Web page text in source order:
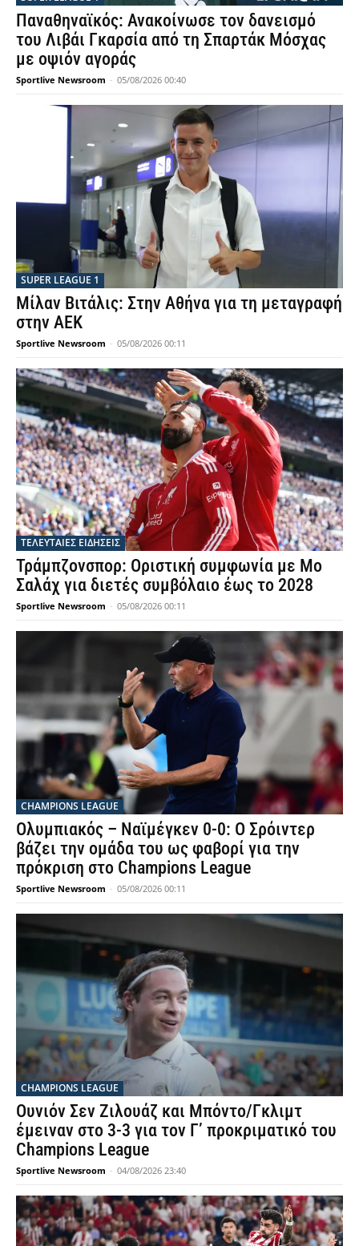
Παναθηναϊκός: Ανακοίνωσε τον δανεισμό
του Λιβάι Γκαρσία από τη Σπαρτάκ Μόσχας
με οψιόν αγοράς
Sportlive Newsroom - 05/08/2026 00:40
SUPER LEAGUE 1
Μίλαν Βιτάλις: Στην Αθήνα για τη μεταγραφή
στην ΑΕΚ
Sportlive Newsroom - 05/08/2026 00:11
ΤΕΛΕΥΤΑΙΕΣ ΕΙΔΗΣΕΙΣ
Τράμπζονσπορ: Οριστική συμφωνία με Μο
Σαλάχ για διετές συμβόλαιο έως το 2028
Sportlive Newsroom - 05/08/2026 00:11
CHAMPIONS LEAGUE
Ολυμπιακός – Ναϊμέγκεν 0-0: Ο Σρόιντερ
βάζει την ομάδα του ως φαβορί για την
πρόκριση στο Champions League
Sportlive Newsroom - 05/08/2026 00:11
CHAMPIONS LEAGUE
Ουνιόν Σεν Ζιλουάζ και Μπόντο/Γκλιμτ
έμειναν στο 3-3 για τον Γ’ προκριματικό του
Champions League
Sportlive Newsroom - 04/08/2026 23:40